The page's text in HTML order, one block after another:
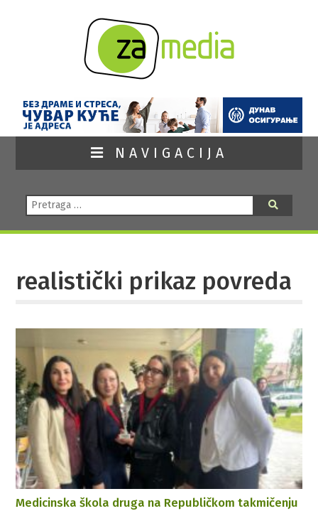
NAVIGACIJA
Pretraga:
realistički prikaz povreda
Medicinska škola druga na Republičkom takmičenju